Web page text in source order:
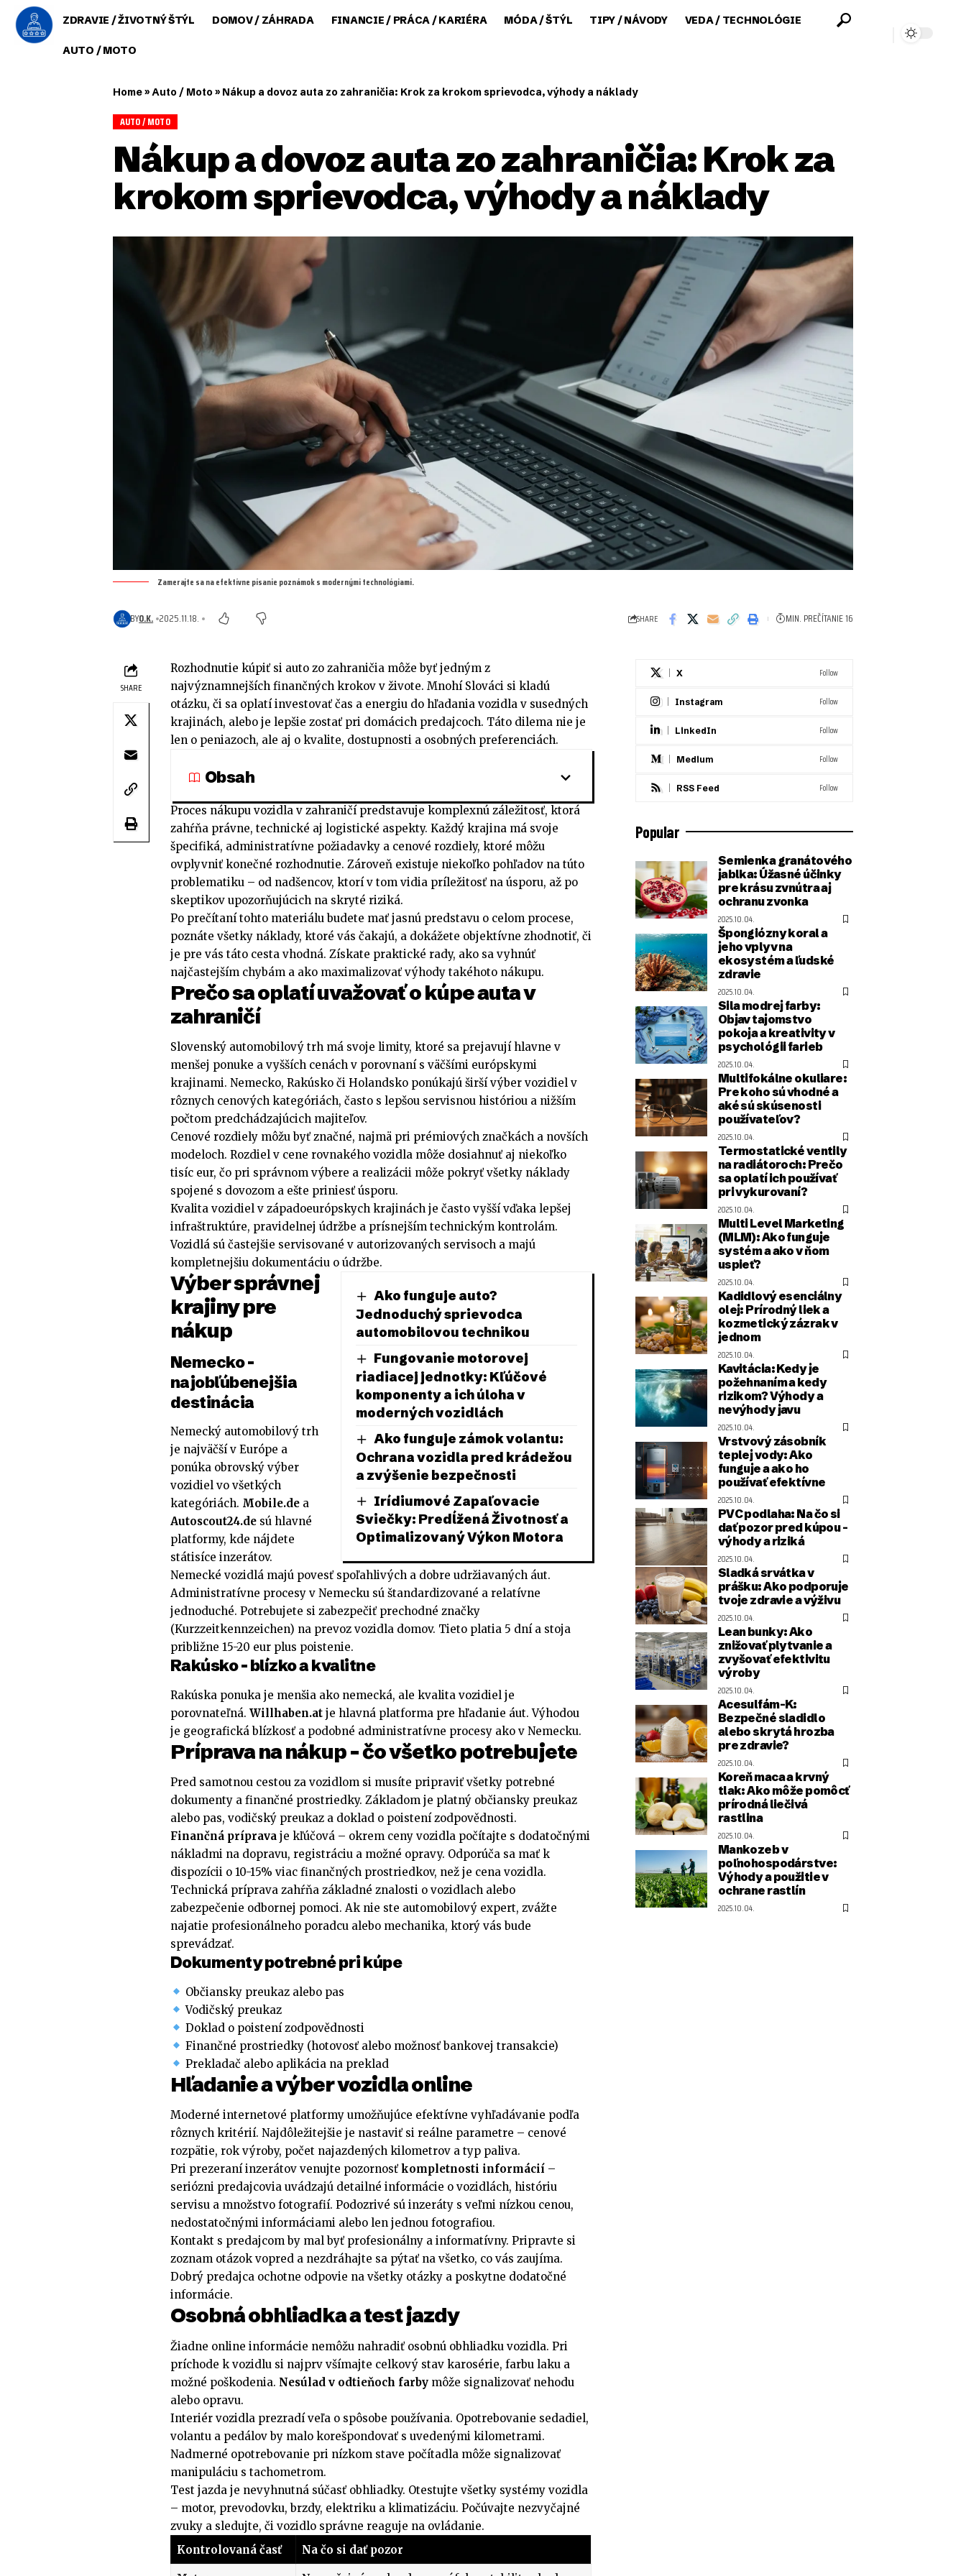
ZDRAVIE / ŽIVOTNÝ ŠTÝL DOMOV / ZÁHRADA FINANCIE / PRÁCA / KARIÉRA MÓDA / ŠTÝL TIPY / NÁVODY VEDA / TECHNOLÓGIE
AUTO / MOTO
Home»Auto / Moto » Nákup a dovoz auta zo zahraničia: Krok za krokom sprievodca, výhody a náklady
AUTO / MOTO
Nákup a dovoz auta zo zahraničia: Krok za
krokom sprievodca, výhody a náklady
Zamerajte sa na efektívne písanie poznámok s modernými technológiami.
BYO.K. 2025.11.18. SHARE MIN. PREČÍTANIE 16
SHARE
Rozhodnutie kúpiť si auto zo zahraničia môže byť jedným z
najvýznamnejších finančných krokov v živote. Mnohí Slováci si kladú
otázku, či sa oplatí investovať čas a energiu do hľadania vozidla v susedných
krajinách, alebo je lepšie zostať pri domácich predajcoch. Táto dilema nie je
len o peniazoch, ale aj o kvalite, dostupnosti a osobných preferenciách.
Obsah
Proces nákupu vozidla v zahraničí predstavuje komplexnú záležitosť, ktorá
zahŕňa právne, technické aj logistické aspekty. Každý krajina má svoje
špecifiká, administratívne požiadavky a cenové rozdiely, ktoré môžu
ovplyvniť konečné rozhodnutie. Zároveň existuje niekoľko pohľadov na túto
problematiku – od nadšencov, ktorí v tom vidia príležitosť na úsporu, až po
skeptikov upozorňujúcich na skryté riziká.
Po prečítaní tohto materiálu budete mať jasnú predstavu o celom procese,
poznáte všetky náklady, ktoré vás čakajú, a dokážete objektívne zhodnotiť, či
je pre vás táto cesta vhodná. Získate praktické rady, ako sa vyhnúť
najčastejším chybám a ako maximalizovať výhody takéhoto nákupu.
Prečo sa oplatí uvažovať o kúpe auta v
zahraničí
Slovenský automobilový trh má svoje limity, ktoré sa prejavují hlavne v
menšej ponuke a vyšších cenách v porovnaní s väčšími európskymi
krajinami. Nemecko, Rakúsko či Holandsko ponúkajú širší výber vozidiel v
rôznych cenových kategóriách, často s lepšou servisnou históriou a nižším
počtom predchádzajúcich majiteľov.
Cenové rozdiely môžu byť značné, najmä pri prémiových značkách a novších
modeloch. Rozdiel v cene rovnakého vozidla môže dosiahnuť aj niekoľko
tisíc eur, čo pri správnom výbere a realizácii môže pokryť všetky náklady
spojené s dovozom a ešte priniesť úsporu.
Kvalita vozidiel v západoeurópskych krajinách je často vyšší vďaka lepšej
infraštruktúre, pravidelnej údržbe a prísnejším technickým kontrolám.
Vozidlá sú častejšie servisované v autorizovaných servisoch a majú
kompletnejšiu dokumentáciu o údržbe.
Ako funguje auto?
Jednoduchý sprievodca
automobilovou technikou
Fungovanie motorovej
riadiacej jednotky: Kľúčové
komponenty a ich úloha v
moderných vozidlách
Ako funguje zámok volantu:
Ochrana vozidla pred krádežou
a zvýšenie bezpečnosti
Irídiumové Zapaľovacie
Sviečky: Predĺžená Životnosť a
Optimalizovaný Výkon Motora
Výber správnej
krajiny pre
nákup
Nemecko –
najobľúbenejšia
destinácia
Nemecký automobilový trh
je najväčší v Európe a
ponúka obrovský výber
vozidiel vo všetkých
kategóriách. Mobile.de a
Autoscout24.de sú hlavné
platformy, kde nájdete
státisíce inzerátov.
Nemecké vozidlá majú povesť spoľahlivých a dobre udržiavaných áut.
Administratívne procesy v Nemecku sú štandardizované a relatívne
jednoduché. Potrebujete si zabezpečiť prechodné značky
(Kurzzeitkennzeichen) na prevoz vozidla domov. Tieto platia 5 dní a stoja
približne 15-20 eur plus poistenie.
Rakúsko – blízko a kvalitne
Rakúska ponuka je menšia ako nemecká, ale kvalita vozidiel je
porovnateľná. Willhaben.at je hlavná platforma pre hľadanie áut. Výhodou
je geografická blízkosť a podobné administratívne procesy ako v Nemecku.
Príprava na nákup – čo všetko potrebujete
Pred samotnou cestou za vozidlom si musíte pripraviť všetky potrebné
dokumenty a finančné prostriedky. Základom je platný občiansky preukaz
alebo pas, vodičský preukaz a doklad o poistení zodpovědnosti.
Finančná príprava je kľúčová – okrem ceny vozidla počítajte s dodatočnými
nákladmi na dopravu, registráciu a možné opravy. Odporúča sa mať k
dispozícii o 10-15% viac finančných prostriedkov, než je cena vozidla.
Technická príprava zahŕňa základné znalosti o vozidlach alebo
zabezpečenie odbornej pomoci. Ak nie ste automobilový expert, zvážte
najatie profesionálneho poradcu alebo mechanika, ktorý vás bude
sprevádzať.
Dokumenty potrebné pri kúpe
Občiansky preukaz alebo pas
Vodičský preukaz
Doklad o poistení zodpovědnosti
Finančné prostriedky (hotovosť alebo možnosť bankovej transakcie)
Prekladač alebo aplikácia na preklad
Hľadanie a výber vozidla online
Moderné internetové platformy umožňujúce efektívne vyhľadávanie podľa
rôznych kritérií. Najdôležitejšie je nastaviť si reálne parametre – cenové
rozpätie, rok výroby, počet najazdených kilometrov a typ paliva.
Pri prezeraní inzerátov venujte pozornosť kompletnosti informácií –
seriózni predajcovia uvádzajú detailné informácie o vozidlách, históriu
servisu a množstvo fotografií. Podozrivé sú inzeráty s veľmi nízkou cenou,
nedostatočnými informáciami alebo len jednou fotografiou.
Kontakt s predajcom by mal byť profesionálny a informatívny. Pripravte si
zoznam otázok vopred a nezdráhajte sa pýtať na všetko, co vás zaujíma.
Dobrý predajca ochotne odpovie na všetky otázky a poskytne dodatočné
informácie.
Osobná obhliadka a test jazdy
Žiadne online informácie nemôžu nahradiť osobnú obhliadku vozidla. Pri
príchode k vozidlu si najprv všímajte celkový stav karosérie, farbu laku a
možné poškodenia. Nesúlad v odtieňoch farby môže signalizovať nehodu
alebo opravu.
Interiér vozidla prezradí veľa o spôsobe používania. Opotrebovanie sedadiel,
volantu a pedálov by malo korešpondovať s uvedenými kilometrami.
Nadmerné opotrebovanie pri nízkom stave počítadla môže signalizovať
manipuláciu s tachometrom.
Test jazda je nevyhnutná súčasť obhliadky. Otestujte všetky systémy vozidla
– motor, prevodovku, brzdy, elektriku a klimatizáciu. Počúvajte nezvyčajné
zvuky a sledujte, či vozidlo správne reaguje na ovládanie.
Kontrolovaná časť
Na čo si dať pozor
X Follow
Instagram Follow
LinkedIn Follow
Medium Follow
RSS Feed Follow
Popular
Semienka granátového
jablka: Úžasné účinky
pre krásu zvnútra aj
ochranu zvonka
2025.10.04.
Špongiózny koral a
jeho vplyv na
ekosystém a ľudské
zdravie
2025.10.04.
Sila modrej farby:
Objav tajomstvo
pokoja a kreativity v
psychológii farieb
2025.10.04.
Multifokálne okuliare:
Pre koho sú vhodné a
aké sú skúsenosti
používateľov?
2025.10.04.
Termostatické ventily
na radiátoroch: Prečo
sa oplatí ich používať
pri vykurovaní?
2025.10.04.
Multi Level Marketing
(MLM): Ako funguje
systém a ako v ňom
uspieť?
2025.10.04.
Kadidlový esenciálny
olej: Prírodný liek a
kozmetický zázrak v
jednom
2025.10.04.
Kavitácia: Kedy je
požehnaním a kedy
rizikom? Výhody a
nevýhody javu
2025.10.04.
Vrstvový zásobník
teplej vody: Ako
funguje a ako ho
používať efektívne
2025.10.04.
PVC podlaha: Na čo si
dať pozor pred kúpou –
výhody a riziká
2025.10.04.
Sladká srvátka v
prášku: Ako podporuje
tvoje zdravie a výživu
2025.10.04.
Lean bunky: Ako
znižovať plytvanie a
zvyšovať efektivitu
výroby
2025.10.04.
Acesulfám-K:
Bezpečné sladidlo
alebo skrytá hrozba
pre zdravie?
2025.10.04.
Koreň maca a krvný
tlak: Ako môže pomôcť
prírodná liečivá
rastlina
2025.10.04.
Mankozeb v
poľnohospodárstve:
Výhody a použitie v
ochrane rastlín
2025.10.04.